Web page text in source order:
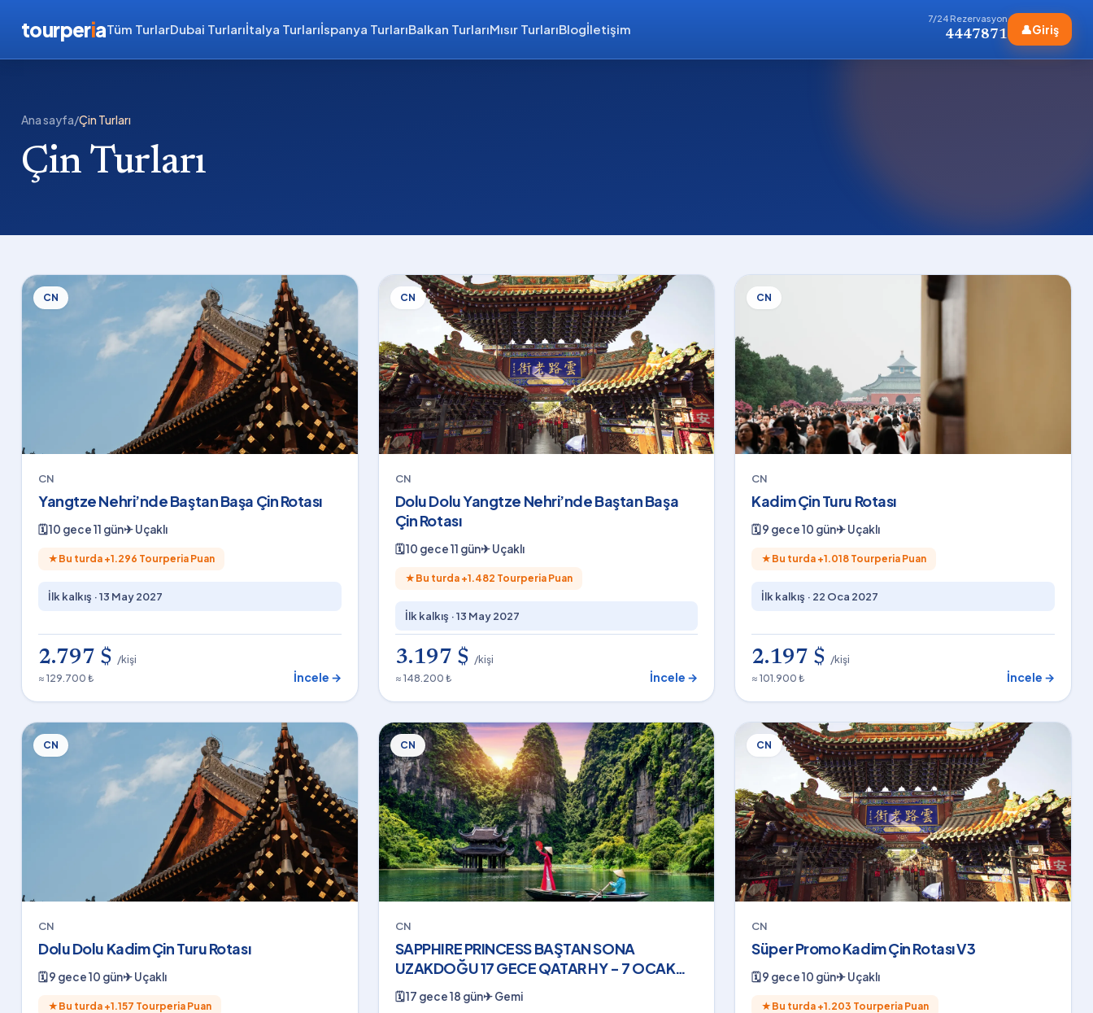
tourperiaTüm TurlarDubai Turlarıİtalya Turlarıİspanya TurlarıBalkan TurlarıMısır TurlarıBlogİletişim
7/24 Rezervasyon
4447871 👤Giriş
Ana sayfa/Çin Turları
Çin Turları
CN
CN
Yangtze Nehri’nde Baştan Başa Çin Rotası
🗓10 gece 11 gün✈Uçaklı
★ Bu turda +1.296 Tourperia Puan
İlk kalkış ·13 May 2027
2.797 $ /kişi
≈ 129.700 ₺
İncele →
CN
CN
Dolu Dolu Yangtze Nehri’nde Baştan Başa
Çin Rotası
🗓10 gece 11 gün✈Uçaklı
★ Bu turda +1.482 Tourperia Puan
İlk kalkış ·13 May 2027
3.197 $ /kişi
≈ 148.200 ₺
İncele →
CN
CN
Kadim Çin Turu Rotası
🗓9 gece 10 gün✈Uçaklı
★ Bu turda +1.018 Tourperia Puan
İlk kalkış · 22 Oca 2027
2.197 $ /kişi
≈ 101.900 ₺
İncele →
CN
CN
Dolu Dolu Kadim Çin Turu Rotası
🗓9 gece 10 gün✈Uçaklı
★ Bu turda +1.157 Tourperia Puan
CN
CN
SAPPHIRE PRINCESS BAŞTAN SONA
UZAKDOĞU 17 GECE QATAR HY - 7 OCAK
2027
🗓17 gece 18 gün✈Gemi
CN
CN
Süper Promo Kadim Çin Rotası V3
🗓9 gece 10 gün✈Uçaklı
★ Bu turda +1.203 Tourperia Puan